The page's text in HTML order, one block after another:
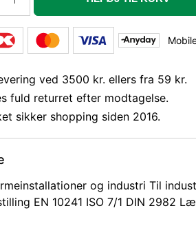
ved 3500 kr. ellers fra 59 kr.
fuld returret efter modtagelse.
sikker shopping siden 2016.
og industri Til
EN 10241 ISO 7/1 DIN 2982